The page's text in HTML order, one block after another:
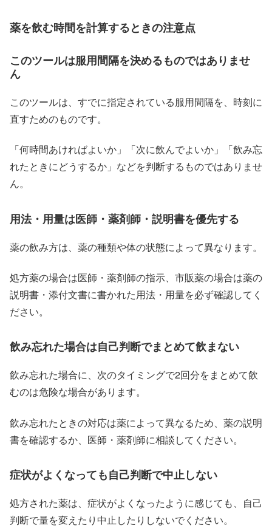
薬を飲む時間を計算するときの注意点
このツールは服用間隔を決めるものではありませ
ん
このツールは、すでに指定されている服用間隔を、時刻に
直すためのものです。
「何時間あければよいか」「次に飲んでよいか」「飲み忘
れたときにどうするか」などを判断するものではありませ
ん。
用法・用量は医師・薬剤師・説明書を優先する
薬の飲み方は、薬の種類や体の状態によって異なります。
処方薬の場合は医師・薬剤師の指示、市販薬の場合は薬の
説明書・添付文書に書かれた用法・用量を必ず確認してく
ださい。
飲み忘れた場合は自己判断でまとめて飲まない
飲み忘れた場合に、次のタイミングで2回分をまとめて飲
むのは危険な場合があります。
飲み忘れたときの対応は薬によって異なるため、薬の説明
書を確認するか、医師・薬剤師に相談してください。
症状がよくなっても自己判断で中止しない
処方された薬は、症状がよくなったように感じても、自己
判断で量を変えたり中止したりしないでください。